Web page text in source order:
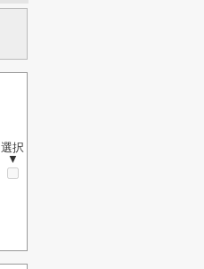
選択
▼